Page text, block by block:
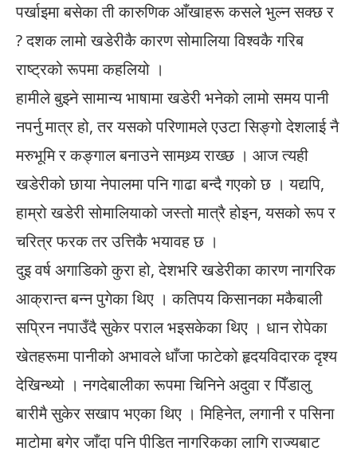
पर्खाइमा बसेका ती कारुणिक आँखाहरू कसले भुल्न सक्छ र
? दशक लामो खडेरीकै कारण सोमालिया विश्वकै गरिब
राष्ट्रको रूपमा कहलियो ।
हामीले बुझ्ने सामान्य भाषामा खडेरी भनेको लामो समय पानी
नपर्नु मात्र हो, तर यसको परिणामले एउटा सिङ्गो देशलाई नै
मरुभूमि र कङ्गाल बनाउने सामथ्र्य राख्छ । आज त्यही
खडेरीको छाया नेपालमा पनि गाढा बन्दै गएको छ । यद्यपि,
हाम्रो खडेरी सोमालियाको जस्तो मात्रै होइन, यसको रूप र
चरित्र फरक तर उत्तिकै भयावह छ ।
दुइ वर्ष अगाडिको कुरा हो, देशभरि खडेरीका कारण नागरिक
आक्रान्त बन्न पुगेका थिए । कतिपय किसानका मकैबाली
सप्रिन नपाउँदै सुकेर पराल भइसकेका थिए । धान रोपेका
खेतहरूमा पानीको अभावले धाँजा फाटेको हृदयविदारक दृश्य
देखिन्थ्यो । नगदेबालीका रूपमा चिनिने अदुवा र पिँडालु
बारीमै सुकेर सखाप भएका थिए । मिहिनेत, लगानी र पसिना
माटोमा बगेर जाँदा पनि पीडित नागरिकका लागि राज्यबाट